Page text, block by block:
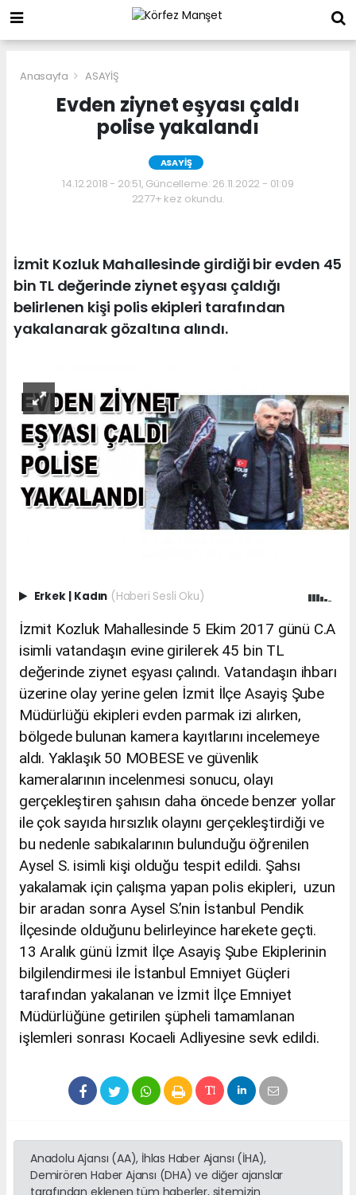
Anasayfa ASAYİŞ
Evden ziynet eşyası çaldı
polise yakalandı
ASAYİŞ
14.12.2018 - 20:51, Güncelleme: 26.11.2022 - 01:09
2277+ kez okundu.
İzmit Kozluk Mahallesinde girdiği bir evden 45
bin TL değerinde ziynet eşyası çaldığı
belirlenen kişi polis ekipleri tarafından
yakalanarak gözaltına alındı.
Erkek | Kadın (Haberi Sesli Oku)
İzmit Kozluk Mahallesinde 5 Ekim 2017 günü C.A
isimli vatandaşın evine girilerek 45 bin TL
değerinde ziynet eşyası çalındı. Vatandaşın ihbarı
üzerine olay yerine gelen İzmit İlçe Asayiş Şube
Müdürlüğü ekipleri evden parmak izi alırken,
bölgede bulunan kamera kayıtlarını incelemeye
aldı. Yaklaşık 50 MOBESE ve güvenlik
kameralarının incelenmesi sonucu, olayı
gerçekleştiren şahısın daha öncede benzer yollar
ile çok sayıda hırsızlık olayını gerçekleştirdiği ve
bu nedenle sabıkalarının bulunduğu öğrenilen
Aysel S. isimli kişi olduğu tespit edildi. Şahsı
yakalamak için çalışma yapan polis ekipleri, uzun
bir aradan sonra Aysel S.’nin İstanbul Pendik
İlçesinde olduğunu belirleyince harekete geçti.
13 Aralık günü İzmit İlçe Asayiş Şube Ekiplerinin
bilgilendirmesi ile İstanbul Emniyet Güçleri
tarafından yakalanan ve İzmit İlçe Emniyet
Müdürlüğüne getirilen şüpheli tamamlanan
işlemleri sonrası Kocaeli Adliyesine sevk edildi.
Anadolu Ajansı (AA), İhlas Haber Ajansı (İHA),
Demirören Haber Ajansı (DHA) ve diğer ajanslar
tarafından eklenen tüm haberler, sitemizin